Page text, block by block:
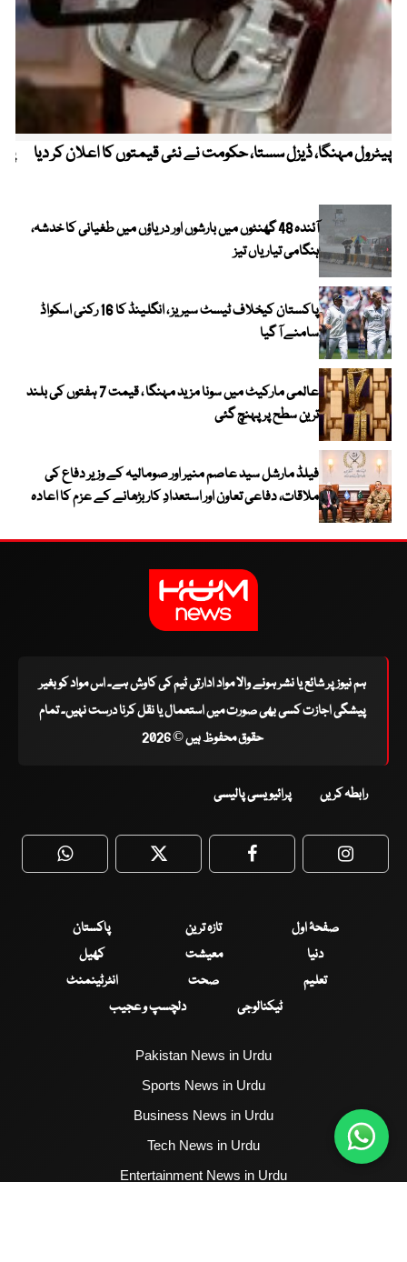
پیٹرول مہنگا، ڈیزل سستا، حکومت نے نئی قیمتوں کا اعلان کر دیا
آئندہ 48 گھنٹوں میں بارشوں اور دریاؤں میں طغیانی کا خدشہ،
ہنگامی تیاریاں تیز
پاکستان کیخلاف ٹیسٹ سیریز ، انگلینڈ کا 16 رکنی اسکواڈ
سامنے آ گیا
عالمی مارکیٹ میں سونا مزید مہنگا ، قیمت 7 ہفتوں کی بلند
ترین سطح پر پہنچ گئی
فیلڈ مارشل سید عاصم منیر اور صومالیہ کے وزیر دفاع کی
ملاقات، دفاعی تعاون اور استعدادِ کار بڑھانے کے عزم کا اعادہ
ہم نیوز پر شائع یا نشر ہونے والا مواد ادارتی ٹیم کی کاوش ہے۔ اس مواد کو بغیر
پیشگی اجازت کسی بھی صورت میں استعمال یا نقل کرنا درست نہیں۔ تمام
حقوق محفوظ ہیں © 2026
رابطہ کریں پرائیویسی پالیسی
WhatsApp Twitter Facebook
صفحۂ اول تازہ ترین
پاکستان
دنیا
معیشت
کھیل
تعلیم
صحت
انٹرٹینمنٹ
ٹیکنالوجی
دلچسپ و عجیب
Pakistan News in Urdu
Sports News in Urdu
Business News in Urdu
Tech News in Urdu
Entertainment News in Urdu